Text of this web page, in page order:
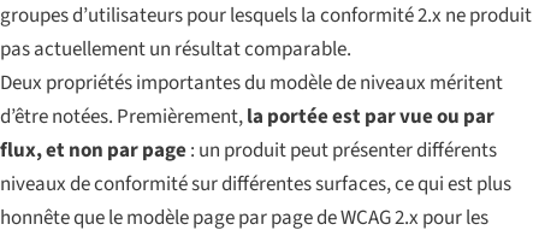
groupes d’utilisateurs pour lesquels la conformité 2.x ne produit
pas actuellement un résultat comparable.
Deux propriétés importantes du modèle de niveaux méritent
d’être notées. Premièrement,la portée est par vue ou par
flux, et non par page: un produit peut présenter différents
niveaux de conformité sur différentes surfaces, ce qui est plus
honnête que le modèle page par page de WCAG 2.x pour les